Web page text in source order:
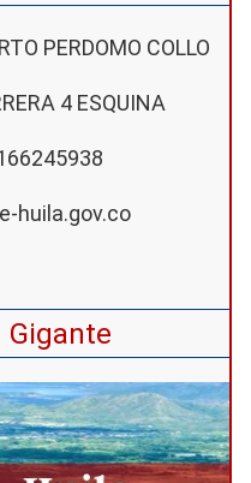
PERDOMO COLLO
4 ESQUINA
huila.gov.co
Gigante